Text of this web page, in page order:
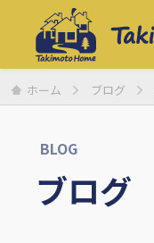
ホーム ブログ
BLOG
ブログ